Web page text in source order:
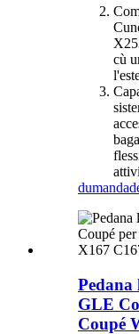
cù
dumanda
GLE
Coupé